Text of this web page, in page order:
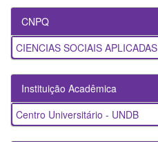
CNPQ
CIENCIAS SOCIAIS APLICADAS
Instituição Acadêmica
Centro Universitário - UNDB